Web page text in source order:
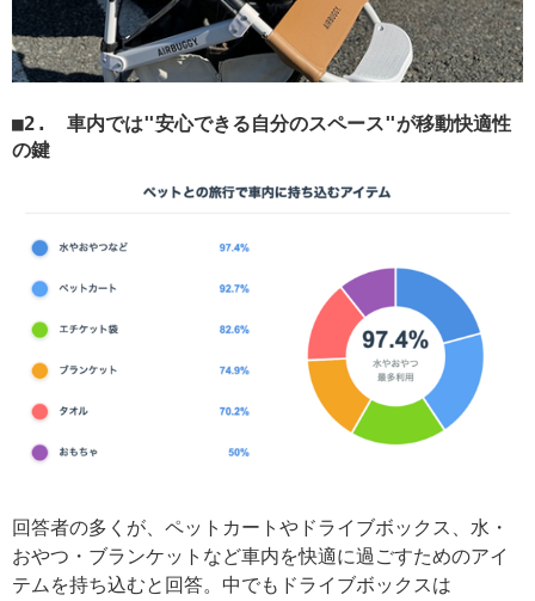
2. 車内では"安心できる自分のスペース"が移動快適性
の鍵
回答者の多くが、ペットカートやドライブボックス、水・
おやつ・ブランケットなど車内を快適に過ごすためのアイ
テムを持ち込むと回答。中でもドライブボックスは